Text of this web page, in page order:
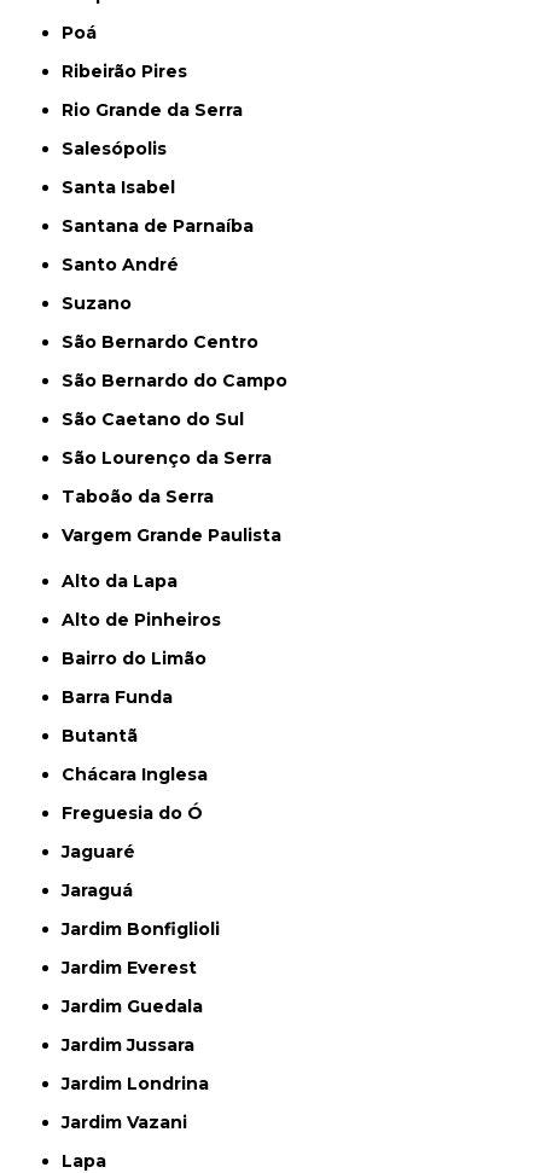
Poá
Ribeirão Pires
Rio Grande da Serra
Salesópolis
Santa Isabel
Santana de Parnaíba
Santo André
Suzano
São Bernardo Centro
São Bernardo do Campo
São Caetano do Sul
São Lourenço da Serra
Taboão da Serra
Vargem Grande Paulista
Alto da Lapa
Alto de Pinheiros
Bairro do Limão
Barra Funda
Butantã
Chácara Inglesa
Freguesia do Ó
Jaguaré
Jaraguá
Jardim Bonfiglioli
Jardim Everest
Jardim Guedala
Jardim Jussara
Jardim Londrina
Jardim Vazani
Lapa